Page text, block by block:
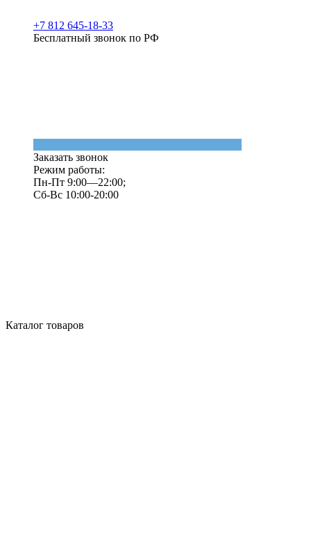
+7 812 645-18-33
Бесплатный звонок по РФ
Заказать звонок
Режим работы:
Пн-Пт 9:00—22:00;
Сб-Вс 10:00-20:00
Каталог товаров